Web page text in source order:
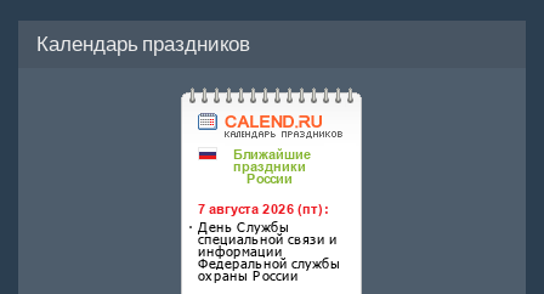
Календарь праздников